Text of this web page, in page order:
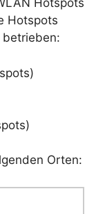
Hotspots
Hotspots
Orten: